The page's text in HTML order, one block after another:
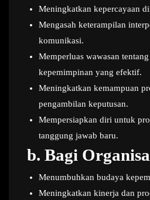
Meningkatkan kepercayaan
Mengasah keterampilan
komunikasi.
Memperluas wawasan
kepemimpinan yang efektif.
Meningkatkan kemampuan
pengambilan keputusan.
Mempersiapkan diri untuk
tanggung jawab baru.
b. Bagi
Menumbuhkan budaya
Meningkatkan kinerja dan